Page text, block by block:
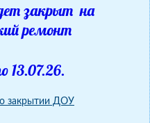
закрыт на
ремонт
13.07.26.
о закрытии ДОУ